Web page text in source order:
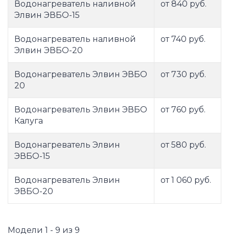
Водонагреватель наливной
Элвин ЭВБО-15
от 840 руб.
Водонагреватель наливной
Элвин ЭВБО-20
от 740 руб.
Водонагреватель Элвин ЭВБО
20
от 730 руб.
Водонагреватель Элвин ЭВБО
Калуга
от 760 руб.
Водонагреватель Элвин
ЭВБО-15
от 580 руб.
Водонагреватель Элвин
ЭВБО-20
от 1 060 руб.
Модели 1 - 9 из 9